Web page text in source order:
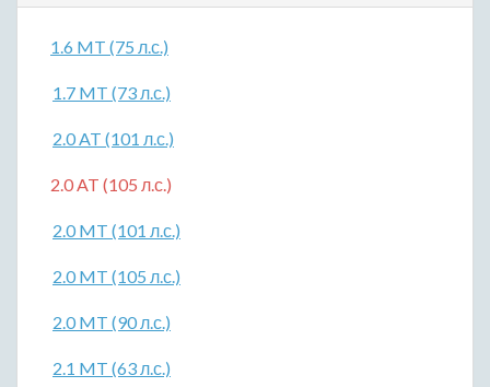
1.6 MT (75 л.с.)
1.7 MT (73 л.с.)
2.0 AT (101 л.с.)
2.0 AT (105 л.с.)
2.0 MT (101 л.с.)
2.0 MT (105 л.с.)
2.0 MT (90 л.с.)
2.1 MT (63 л.с.)